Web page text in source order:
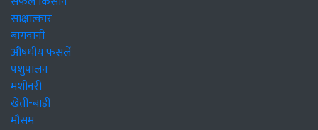
साक्षात्कार
बागवानी
औषधीय फसलें
पशुपालन
मशीनरी
खेती-बाड़ी
मौसम